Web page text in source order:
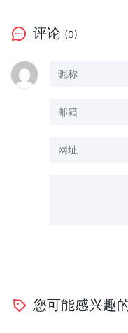
评论 (0)
您可能感兴趣